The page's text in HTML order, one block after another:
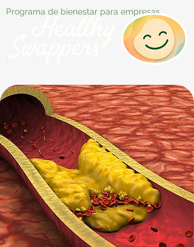
Programa de bienestar para empresas